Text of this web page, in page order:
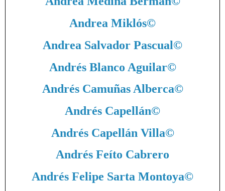
Andrea Miklós©
Andrea Salvador Pascual©
Andrés Blanco Aguilar©
Andrés Camuñas Alberca©
Andrés Capellán©
Andrés Capellán Villa©
Andrés Feíto Cabrero
Andrés Felipe Sarta Montoya©